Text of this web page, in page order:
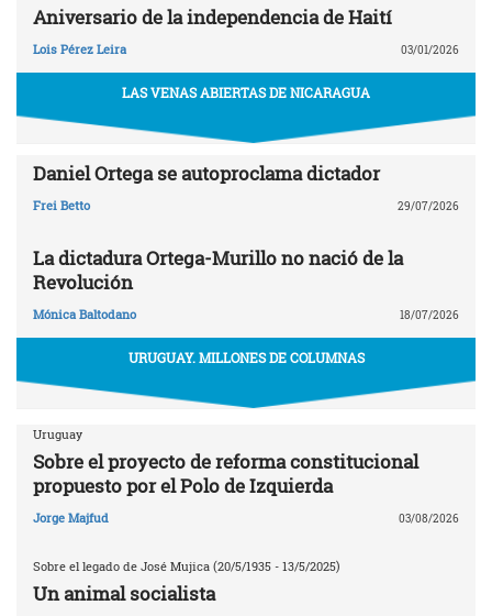
Aniversario de la independencia de Haití
Lois Pérez Leira 03/01/2026
LAS VENAS ABIERTAS DE NICARAGUA
Daniel Ortega se autoproclama dictador
Frei Betto 29/07/2026
La dictadura Ortega-Murillo no nació de la
Revolución
Mónica Baltodano 18/07/2026
URUGUAY. MILLONES DE COLUMNAS
Uruguay
Sobre el proyecto de reforma constitucional
propuesto por el Polo de Izquierda
Jorge Majfud 03/08/2026
Sobre el legado de José Mujica (20/5/1935 - 13/5/2025)
Un animal socialista